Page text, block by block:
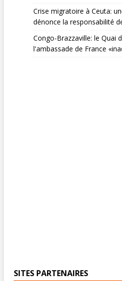
Crise migratoire à Ceuta:
dénonce la responsabilité
Congo-Brazzaville: le Quai
l'ambassade de France
SITES PARTENAIRES